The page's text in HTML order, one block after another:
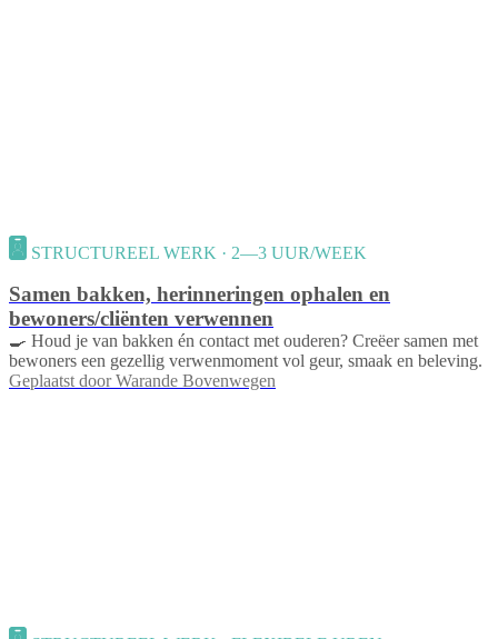
STRUCTUREEL WERK · 2—3 UUR/WEEK
Samen bakken, herinneringen ophalen en
bewoners/cliënten verwennen
🍳 Houd je van bakken én contact met ouderen? Creëer samen met
bewoners een gezellig verwenmoment vol geur, smaak en beleving.
Geplaatst door Warande Bovenwegen